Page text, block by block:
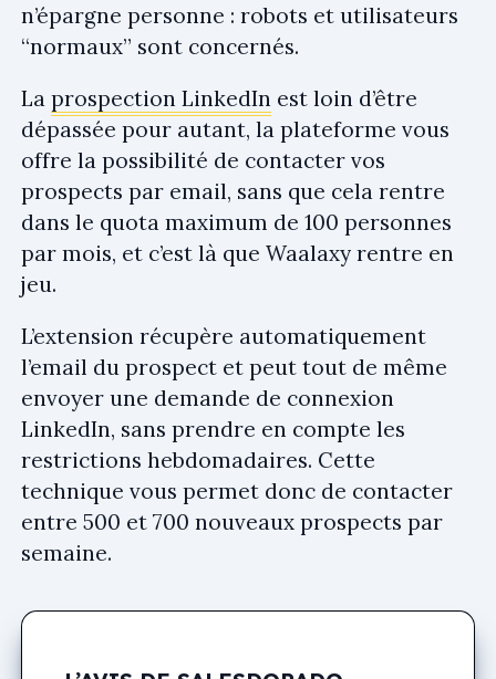
n’épargne personne : robots et utilisateurs
“normaux” sont concernés.
La prospection LinkedIn est loin d’être
dépassée pour autant, la plateforme vous
offre la possibilité de contacter vos
prospects par email, sans que cela rentre
dans le quota maximum de 100 personnes
par mois, et c’est là que Waalaxy rentre en
jeu.
L’extension récupère automatiquement
l’email du prospect et peut tout de même
envoyer une demande de connexion
LinkedIn, sans prendre en compte les
restrictions hebdomadaires. Cette
technique vous permet donc de contacter
entre 500 et 700 nouveaux prospects par
semaine.